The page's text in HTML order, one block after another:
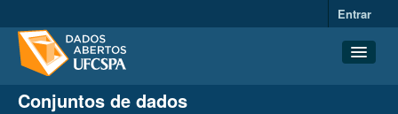
Entrar
Conjuntos de dados
Conjuntos de dados